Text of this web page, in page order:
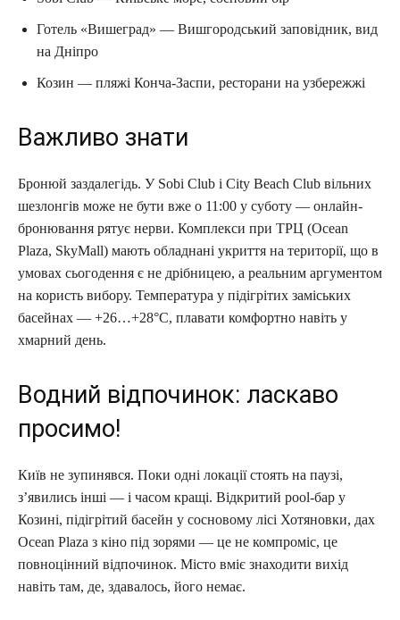
Готель «Вишеград» — Вишгородський заповідник, вид
на Дніпро
Козин — пляжі Конча-Заспи, ресторани на узбережжі
Важливо знати
Бронюй заздалегідь. У Sobi Club і City Beach Club вільних
шезлонгів може не бути вже о 11:00 у суботу — онлайн-
бронювання рятує нерви. Комплекси при ТРЦ (Ocean
Plaza, SkyMall) мають обладнані укриття на території, що в
умовах сьогодення є не дрібницею, а реальним аргументом
на користь вибору. Температура у підігрітих заміських
басейнах — +26…+28°C, плавати комфортно навіть у
хмарний день.
Водний відпочинок: ласкаво
просимо!
Київ не зупинявся. Поки одні локації стоять на паузі,
з’явились інші — і часом кращі. Відкритий pool-бар у
Козині, підігрітий басейн у сосновому лісі Хотяновки, дах
Ocean Plaza з кіно під зорями — це не компроміс, це
повноцінний відпочинок. Місто вміє знаходити вихід
навіть там, де, здавалось, його немає.